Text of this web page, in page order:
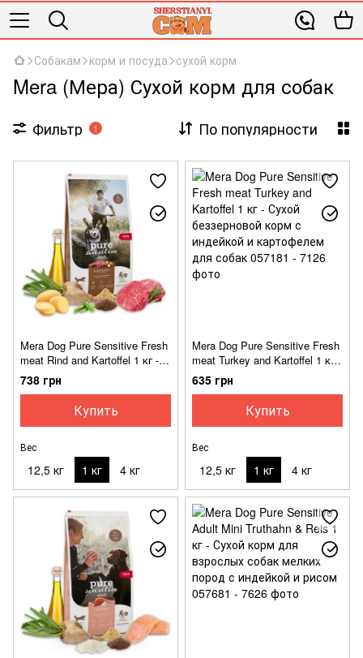
Собакам корм и посуда сухой корм
Mera (Мера) Сухой корм для собак
Фильтр 1 По популярности
Mera Dog Pure Sensitive Fresh
meat Rind and Kartoffel 1 кг -
Сухой беззерновой корм с
говядиной и картофелем для
738 грн
Купить
Вес
12,5 кг 1 кг 4 кг
Mera Dog Pure Sensitive Fresh
meat Turkey and Kartoffel 1 кг -
Сухой беззерновой корм с
индейкой и картофелем для
635 грн
Купить
Вес
12,5 кг 1 кг 4 кг